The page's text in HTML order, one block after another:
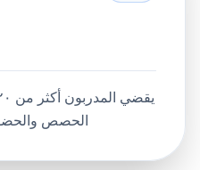
الحصص